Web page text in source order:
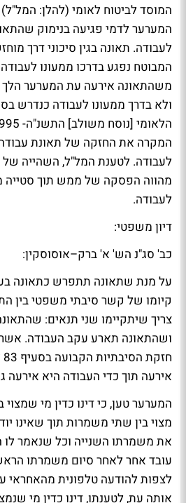
המוסד לביטוח לאומי (להלן:
המערער לדמי פגיעה בנימוק
לעבודה. תאונה בגין סיכוני דרך
המבוטח נפגע בדרכו ממעונו
משהתאונה אירעה עת המערער הלך
המקרה את החזקה של תאונת
לעבודה. לטענת המל"ל, השהייה
מהווה הפסקה של ממש תוך סטייה
לעבודה.
דיון משפטי:
כב' סג"נ הש' א' ברק–אוסוסקין:
על מנת שתאונה תתפרש כתאונה
קיומו של קשר סיבתי משפטי בין
צריך שיתקיימו שני תנאים:
ושהתאונה תארע עקב העבודה.
אירעה תוך כדי העבודה היא אירעה
המערער טען, כי דינו כדין מי שמצוי
מצוי בין שתי משמרות תוך שאינו
את משמרתו השנייה וכל שנאמר לו
עובד אחר לאחר סיום משמרתו
לצפות להודעה טלפונית מהאחראי
אותה עת, לטענתו, דינו כדין מי